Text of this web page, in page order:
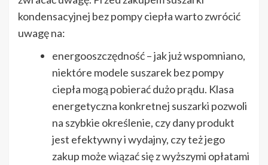
kondensacyjnej bez pompy ciepła warto zwrócić
uwagę na:
energooszczędność – jak już wspomniano,
niektóre modele suszarek bez pompy
ciepła mogą pobierać dużo prądu. Klasa
energetyczna konkretnej suszarki pozwoli
na szybkie określenie, czy dany produkt
jest efektywny i wydajny, czy też jego
zakup może wiązać się z wyższymi opłatami